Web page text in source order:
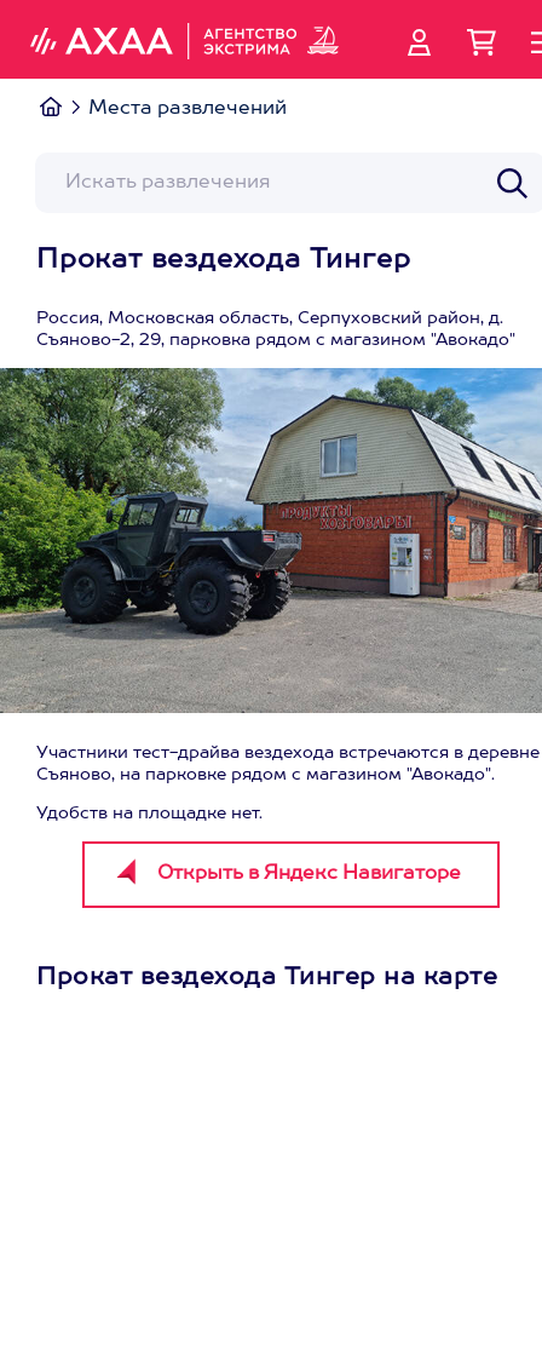
Места развлечений
Прокат вездехода Тингер
Россия, Московская область, Серпуховский район, д.
Съяново-2, 29, парковка рядом с магазином "Авокадо"
Участники тест-драйва вездехода встречаются в деревне
Съяново, на парковке рядом с магазином "Авокадо".
Удобств на площадке нет.
Прокат вездехода Тингер на карте